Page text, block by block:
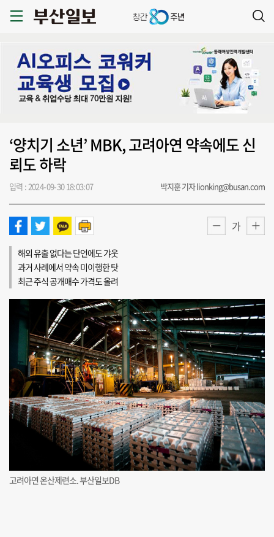
‘양치기 소년’ MBK, 고려아연 약속에도 신
뢰도 하락
입력 : 2024-09-30 18:03:07 박지훈 기자 lionking@busan.com
가
해외 유출 없다는 단언에도 갸웃
과거 사례에서 약속 미이행한 탓
최근 주식 공개매수 가격도 올려
고려아연 온산제련소. 부산일보DB